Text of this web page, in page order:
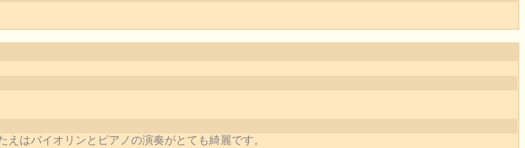
はバイオリンとピアノの演奏がとても綺麗です。